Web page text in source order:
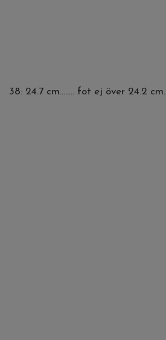
38: 24.7 cm........ fot ej över 24.2 cm.